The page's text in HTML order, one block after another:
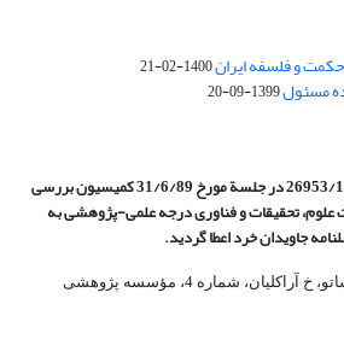
و فلسفه ایران1400-02-21
1399-09-20
بررسی
تحقیقات و فناوری درجه علمی‌-پژوهشیبه
جاویدان خرد اعطا گردید.
آدرس : تهــران، خ نوفل لوشاتو، خ آراکلیان، شماره 4،‌ مؤسسه پژوهشی